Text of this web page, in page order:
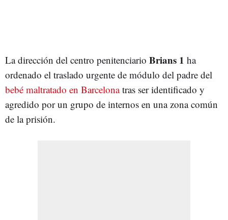
La dirección del centro penitenciario Brians 1 ha
ordenado el traslado urgente de módulo del padre del
bebé maltratado en Barcelonatras ser identificado y
agredido por un grupo de internos en una zona común
de la prisión.